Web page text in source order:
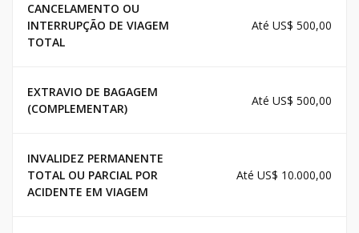
CANCELAMENTO OU
INTERRUPÇÃO DE VIAGEM
TOTAL
Até US$ 500,00
EXTRAVIO DE BAGAGEM
(COMPLEMENTAR)
Até US$ 500,00
INVALIDEZ PERMANENTE
TOTAL OU PARCIAL POR
ACIDENTE EM VIAGEM
Até US$ 10.000,00